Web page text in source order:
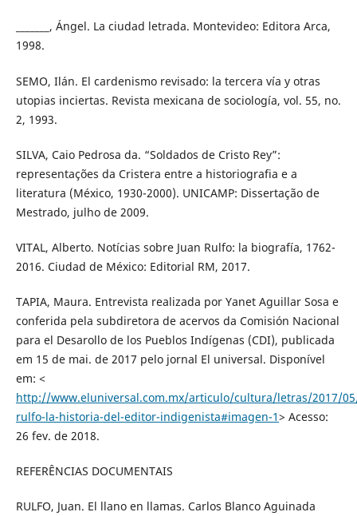
_______, Ángel. La ciudad letrada. Montevideo: Editora Arca,
1998.
SEMO, Ilán. El cardenismo revisado: la tercera vía y otras
utopias inciertas. Revista mexicana de sociología, vol. 55, no.
2, 1993.
SILVA, Caio Pedrosa da. “Soldados de Cristo Rey”:
representações da Cristera entre a historiografia e a
literatura (México, 1930-2000). UNICAMP: Dissertação de
Mestrado, julho de 2009.
VITAL, Alberto. Notícias sobre Juan Rulfo: la biografía, 1762-
2016. Ciudad de México: Editorial RM, 2017.
TAPIA, Maura. Entrevista realizada por Yanet Aguillar Sosa e
conferida pela subdiretora de acervos da Comisión Nacional
para el Desarollo de los Pueblos Indígenas (CDI), publicada
em 15 de mai. de 2017 pelo jornal El universal. Disponível
em: <
http://www.eluniversal.com.mx/articulo/cultura/letras/2017/
rulfo-la-historia-del-editor-indigenista#imagen-1> Acesso:
26 fev. de 2018.
REFERÊNCIAS DOCUMENTAIS
RULFO, Juan. El llano en llamas. Carlos Blanco Aguinada